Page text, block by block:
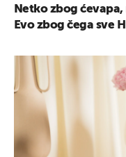
Netko zbog
Evo zbog čega sve